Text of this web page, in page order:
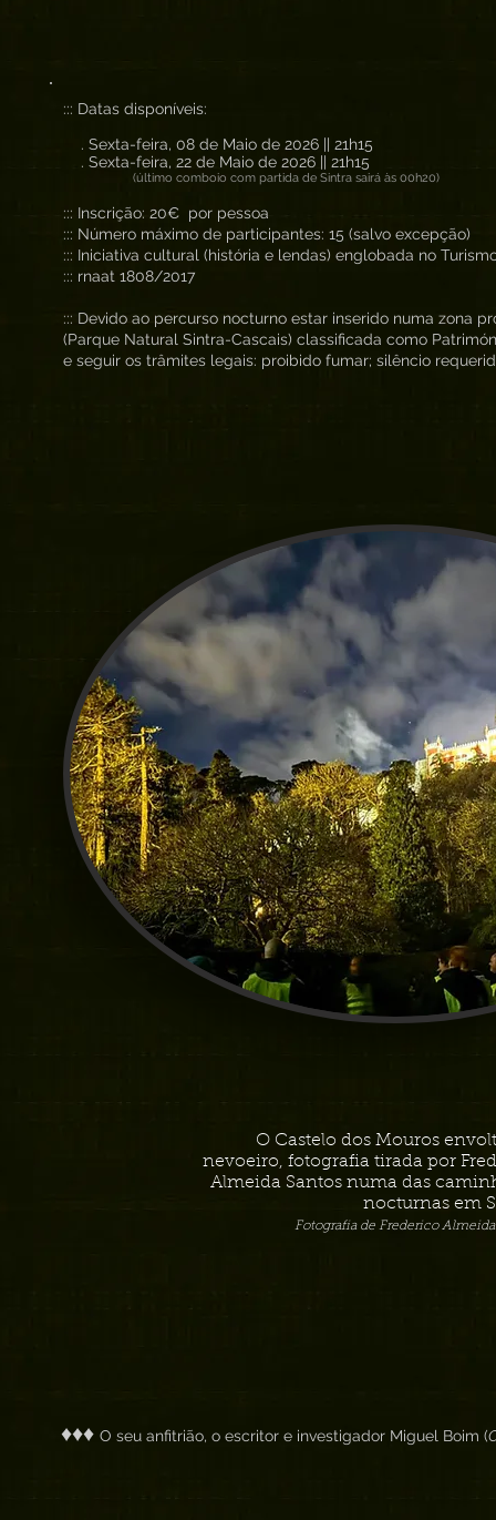
::: Datas disponíveis:
. Sexta-feira, 08 de Maio de 2026 || 21h15
. Sexta-feira, 22 de Maio de 2026 || 21h15
(último comboio com partida de Sintra sairá às 00h20)
::: Inscrição: 20€ por pessoa
::: Número máximo de participantes: 15 (salvo excepção)
::: Iniciativa cultural (história e lendas) englobada no
::: rnaat 1808/2017
::: Devido ao percurso nocturno estar inserido numa zona
(Parque Natural Sintra-Cascais) classificada como
e seguir os trâmites legais: proibido fumar; silêncio
O Castelo dos Mouros
nevoeiro, fotografia tirada por
Almeida Santos numa das
nocturnas em
Fotografia de Frederico Almeida
♦♦♦ O seu anfitrião, o escritor e investigador Miguel Boim (